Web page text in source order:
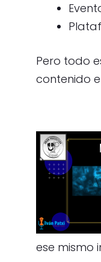
Pero todo
contenido
ese mismo